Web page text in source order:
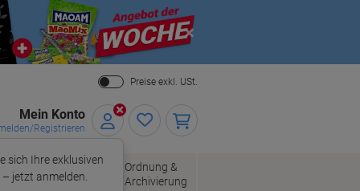
Close
Preise exkl. USt.
Mein Konto
Registrieren
sich Ihre exklusiven
jetzt anmelden.
Bürobedarf
Ordnung &
Archivierung